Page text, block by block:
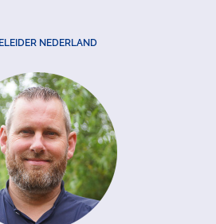
NEDERLAND